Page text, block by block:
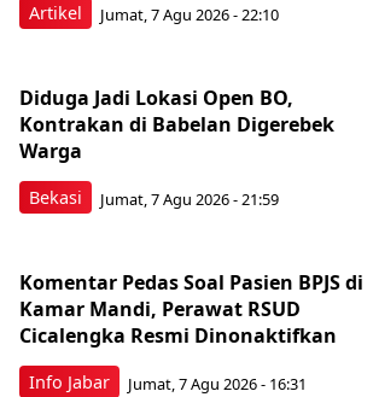
Artikel Jumat, 7 Agu 2026 - 22:10
Bekasi
Diduga Jadi Lokasi Open BO,
Kontrakan di Babelan Digerebek
Warga
Jumat, 7 Agu 2026 - 21:59
Info Jabar
Komentar Pedas Soal Pasien BPJS di
Kamar Mandi, Perawat RSUD
Cicalengka Resmi Dinonaktifkan
Jumat, 7 Agu 2026 - 16:31